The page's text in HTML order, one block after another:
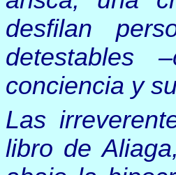
desfilan
detestables
conciencia y
Las
libro de